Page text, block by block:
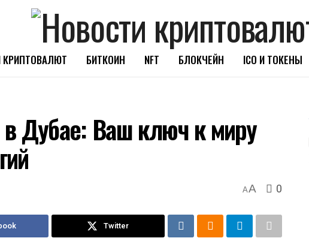
КРИПТОВАЛЮТ БИТКОИН NFT БЛОКЧЕЙН ICO И ТОКЕНЫ
Дубае: Ваш ключ к миру
AA 0
Twitter